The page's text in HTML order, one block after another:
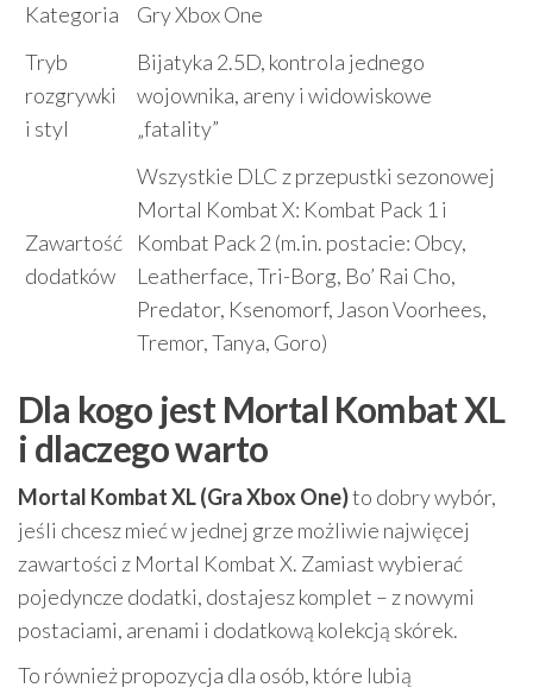
Kategoria
Gry Xbox One
Tryb
rozgrywki
i styl
Bijatyka 2.5D, kontrola jednego
wojownika, areny i widowiskowe
„fatality”
Zawartość
dodatków
Wszystkie DLC z przepustki sezonowej
Mortal Kombat X: Kombat Pack 1 i
Kombat Pack 2 (m.in. postacie: Obcy,
Leatherface, Tri-Borg, Bo’ Rai Cho,
Predator, Ksenomorf, Jason Voorhees,
Tremor, Tanya, Goro)
Dla kogo jest Mortal Kombat XL
i dlaczego warto
Mortal Kombat XL (Gra Xbox One)to dobry wybór,
jeśli chcesz mieć w jednej grze możliwie najwięcej
zawartości z Mortal Kombat X. Zamiast wybierać
pojedyncze dodatki, dostajesz komplet – z nowymi
postaciami, arenami i dodatkową kolekcją skórek.
To również propozycja dla osób, które lubią